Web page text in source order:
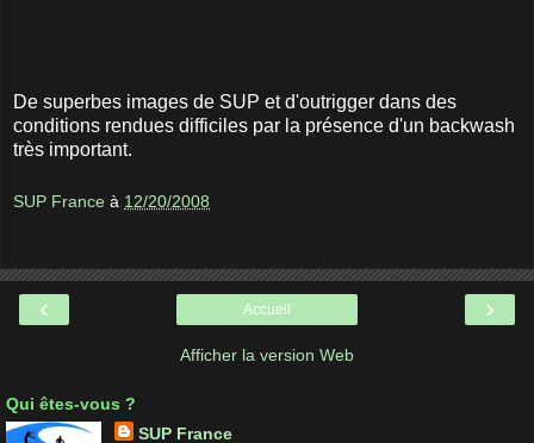
De superbes images de SUP et d'outrigger dans des
conditions rendues difficiles par la présence d'un backwash
très important.
SUP France à 12/20/2008
‹ ›
Accueil
Afficher la version Web
Qui êtes-vous ?
SUP France